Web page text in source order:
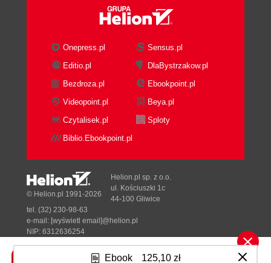
Ebook 125,10 zł
Onepress.pl
Sensus.pl
Editio.pl
DlaBystrzakow.pl
Bezdroza.pl
Ebookpoint.pl
Videopoint.pl
Beya.pl
Czytalisek.pl
Sploty
Biblio.Ebookpoint.pl
Tonik.pl
© Helion.pl 1991-2026
Helion.pl sp. z o.o.
ul. Kościuszki 1c
44-100 Gliwice
tel. (32) 230-98-63
e-mail: [wyświetl email]@helion.pl
NIP: 6312636254